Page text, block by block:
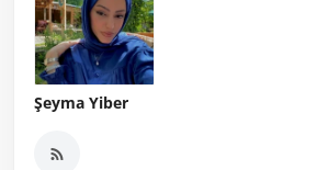
Şeyma Yiber